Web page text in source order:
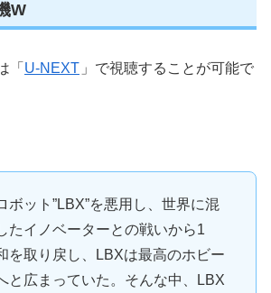
W
「 U-NEXT 」で視聴することが可能で
ボット”LBX”を悪用し、世界に混
たイノベーターとの戦いから1
を取り戻し、LBXは最高のホビー
と広まっていた。そんな中、LBX